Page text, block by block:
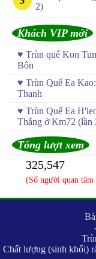
2)
Khách VIP mới
♥ Trùn quế Kon
Bôn
♥ Trùn Quế Ea
Thanh
♥ Trùn Quế Ea
Thắng ở Km72 (lần
Tổng lượt xem
325,547
(Số người quan tâm
Chất lượng (sinh khối)